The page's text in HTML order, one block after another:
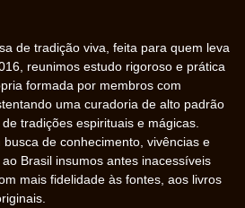
de tradição viva, feita para quem leva
reunimos estudo rigoroso e prática
formada por membros com
uma curadoria de alto padrão
tradições espirituais e mágicas.
de conhecimento, vivências e
Brasil insumos antes inacessíveis
mais fidelidade às fontes, aos livros